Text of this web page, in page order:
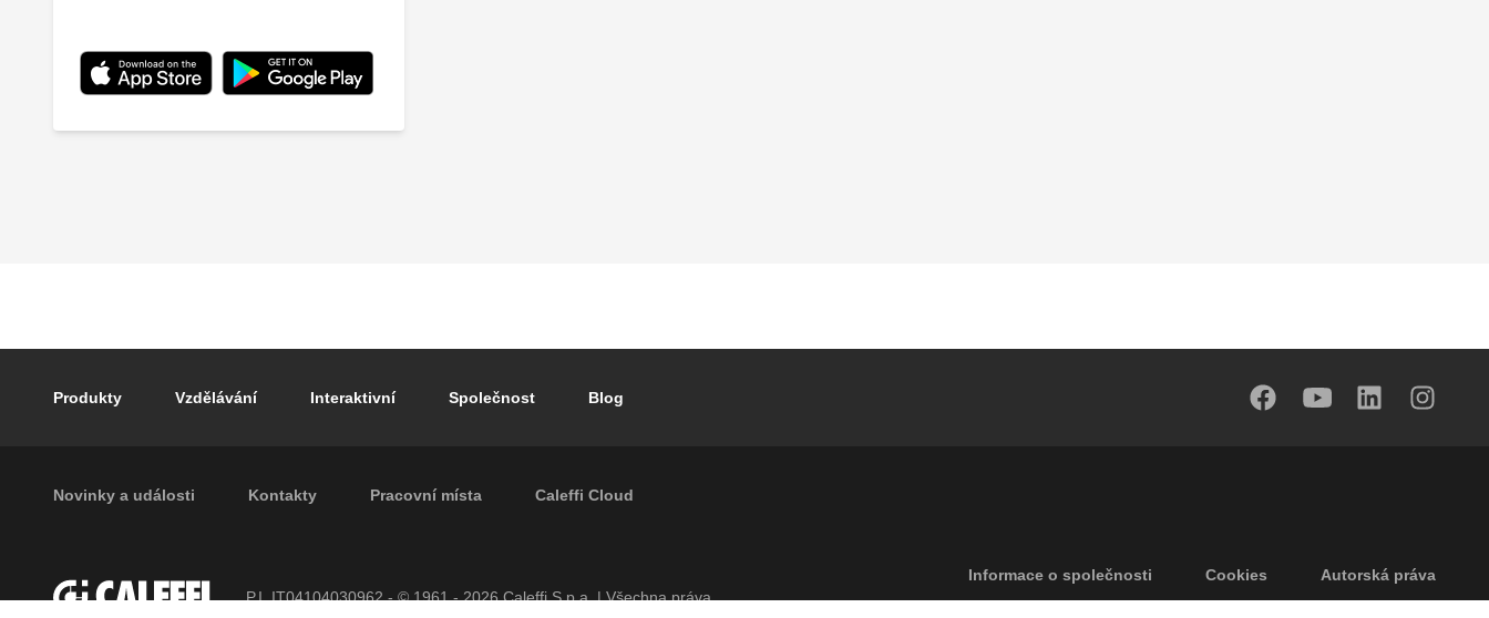
Footer main navigation
Produkty Vzdělávání Interaktivní Společnost Blog
Footer secondary navigation
Novinky a události Kontakty Pracovní místa Caleffi Cloud
Informace o společnosti Cookies Autorská práva
P.I. IT04104030962 - © 1961 - 2026Caleffi S.p.a. | Všechna práva